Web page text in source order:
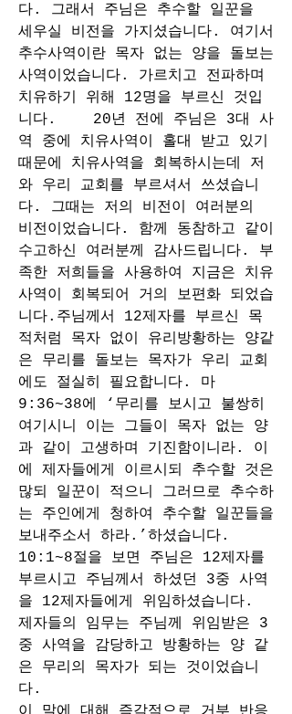
다. 그래서 주님은 추수할 일꾼을
세우실 비전을 가지셨습니다. 여기서
추수사역이란 목자 없는 양을 돌보는
사역이었습니다. 가르치고 전파하며
치유하기 위해 12명을 부르신 것입
니다.    20년 전에 주님은 3대 사
역 중에 치유사역이 홀대 받고 있기
때문에 치유사역을 회복하시는데 저
와 우리 교회를 부르셔서 쓰셨습니
다. 그때는 저의 비전이 여러분의
비전이었습니다. 함께 동참하고 같이
수고하신 여러분께 감사드립니다. 부
족한 저희들을 사용하여 지금은 치유
사역이 회복되어 거의 보편화 되었습
니다.주님께서 12제자를 부르신 목
적처럼 목자 없이 유리방황하는 양같
은 무리를 돌보는 목자가 우리 교회
에도 절실히 필요합니다. 마
9:36~38에 ‘무리를 보시고 불쌍히
여기시니 이는 그들이 목자 없는 양
과 같이 고생하며 기진함이니라. 이
에 제자들에게 이르시되 추수할 것은
많되 일꾼이 적으니 그러므로 추수하
는 주인에게 청하여 추수할 일꾼들을
보내주소서 하라.’하셨습니다.
10:1~8절을 보면 주님은 12제자를
부르시고 주님께서 하셨던 3중 사역
을 12제자들에게 위임하셨습니다.
제자들의 임무는 주님께 위임받은 3
중 사역을 감당하고 방황하는 양 같
은 무리의 목자가 되는 것이었습니
다.